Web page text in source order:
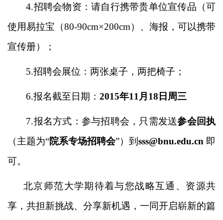
4.招聘会物资：请自行携带贵单位宣传品（可
使用易拉宝（80-90cm×200cm）、海报，可以携带
宣传册）；
5.招聘会展位：两张桌子，两把椅子；
6.报名截至日期：2015年11月18日周三
7.报名方式：参与招聘会，只需发送参会回执
（主题为“院系专场招聘会”）到 sss@bnu.edu.cn 即
可。
北京师范大学期待着与您战略互通、资源共
享，共担新挑战、分享新机遇，一同开启崭新的篇